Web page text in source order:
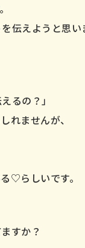
伝えようと思い
るの？」
れませんが、
♡らしいです。
すか？